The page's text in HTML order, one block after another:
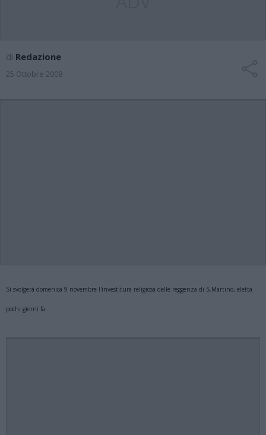
di Redazione
25 Ottobre 2008
Si svolgerà domenica 9 novembre l'investitura religiosa delle reggenza di S.Martino, eletta
pochi giorni fa.